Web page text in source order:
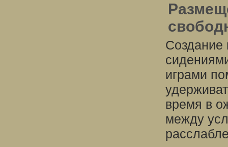
Создание
играми
время в
между